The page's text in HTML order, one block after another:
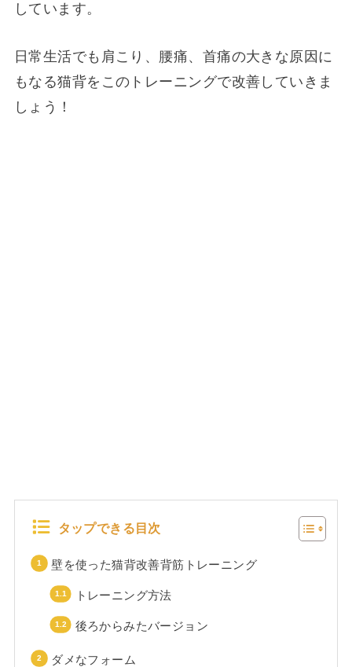
しています。
日常生活でも肩こり、腰痛、首痛の大きな原因に
もなる猫背をこのトレーニングで改善していきま
しょう！
タップできる目次
壁を使った猫背改善背筋トレーニング
トレーニング方法
後ろからみたバージョン
ダメなフォーム